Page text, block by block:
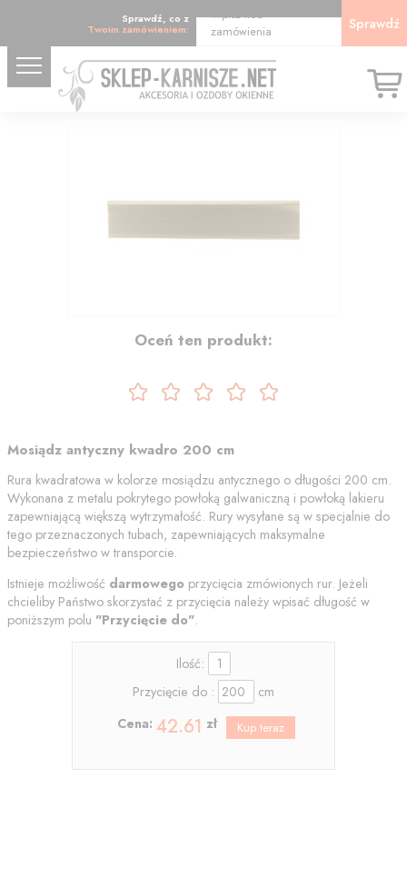
Sprawdź, co z
Twoim zamówieniem:
Wpisz kod
zamówienia
Sprawdź
Oceń ten produkt:
Mosiądz antyczny kwadro 200 cm
Rura kwadratowa w kolorze mosiądzu antycznego o długości 200 cm.
Wykonana z metalu pokrytego powłoką galwaniczną i powłoką lakieru
zapewniającą większą wytrzymałość. Rury wysyłane są w specjalnie do
tego przeznaczonych tubach, zapewniających maksymalne
bezpieczeństwo w transporcie.
Istnieje możliwość darmowego przycięcia zmówionych rur. Jeżeli
chcieliby Państwo skorzystać z przycięcia należy wpisać długość w
poniższym polu "Przycięcie do".
Ilość:
Przycięcie do :
cm
Cena: 42.61 zł